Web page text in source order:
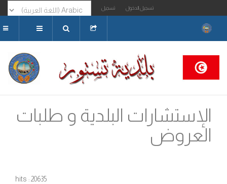
تسجيل الدخول تسجيل
البحث...
الإستشارات البلدية و طلبات
العروض
hits : 20635